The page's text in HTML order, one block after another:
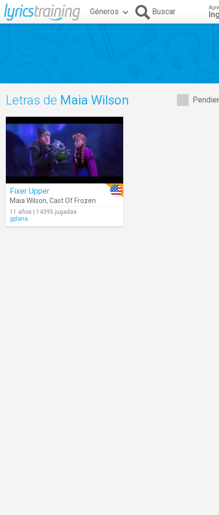
Géneros Buscar
Letras de Maia Wilson
Fixer Upper
Maia Wilson, Cast Of Frozen
11 años | 14395 jugadas
gplana